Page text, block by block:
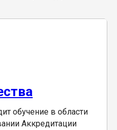
обучение в области
Аккредитации